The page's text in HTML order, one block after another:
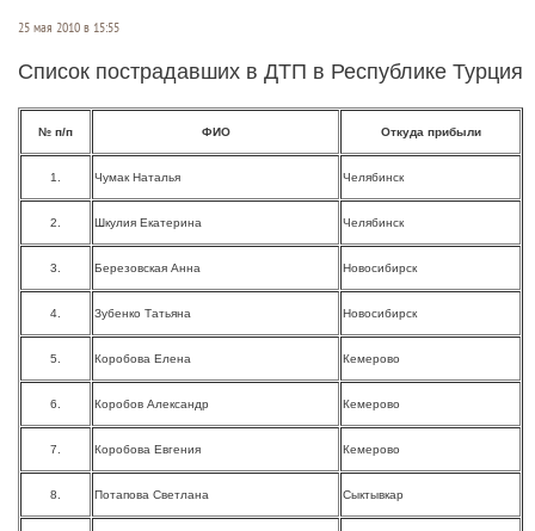
25 мая 2010 в 15:55
Список пострадавших в ДТП в Республике Турция
№ п/п ФИО Откуда прибыли
1. Чумак Наталья Челябинск
2. Шкулия Екатерина Челябинск
3. Березовская Анна Новосибирск
4. Зубенко Татьяна Новосибирск
5. Коробова Елена Кемерово
6. Коробов Александр Кемерово
7. Коробова Евгения Кемерово
8. Потапова Светлана Сыктывкар